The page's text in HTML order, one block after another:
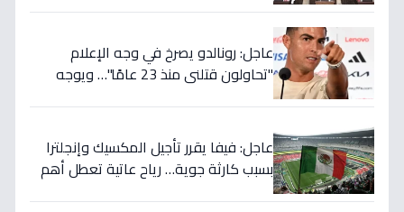
عاجل: رونالدو يصرخ في وجه الإعلام
"تحاولون قتلني منذ 23 عامًا"… ويوجه
عاجل: فيفا يقرر تأجيل المكسيك وإنجلترا
بسبب كارثة جوية… رياح عاتية تعطل أهم